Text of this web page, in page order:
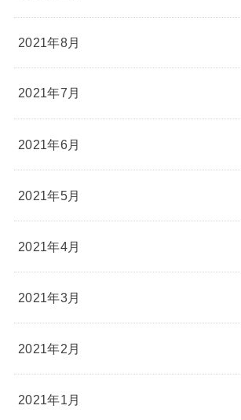
2021年8月
2021年7月
2021年6月
2021年5月
2021年4月
2021年3月
2021年2月
2021年1月